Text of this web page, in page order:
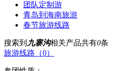
团队定制游
青岛到海南旅游
春节旅游线路
搜索到 九寨沟相关产品共有0条
旅游线路（0）